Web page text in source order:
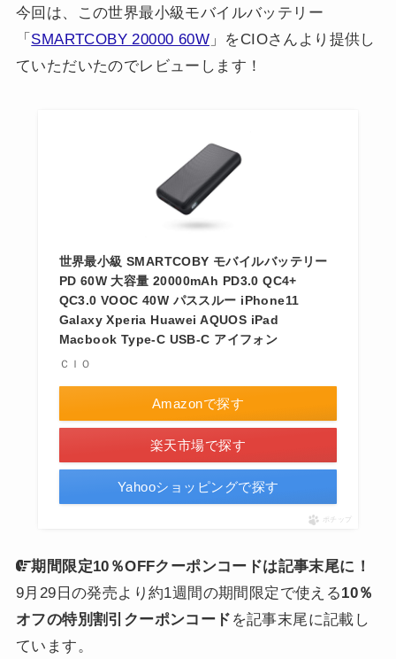
今回は、この世界最小級モバイルバッテリー
「 SMARTCOBY 20000 60W」をCIOさんより提供し
ていただいたのでレビューします！
世界最小級 SMARTCOBY モバイルバッテリー
PD 60W 大容量 20000mAh PD3.0 QC4+
QC3.0 VOOC 40W パススルー iPhone11
Galaxy Xperia Huawei AQUOS iPad
Macbook Type-C USB-C アイフォン
ＣＩＯ
Amazonで探す
楽天市場で探す
Yahooショッピングで探す
ポチップ
期間限定10％OFFクーポンコードは記事末尾に！
9月29日の発売より約1週間の期間限定で使える10％
オフの特別割引クーポンコード を記事末尾に記載し
ています。